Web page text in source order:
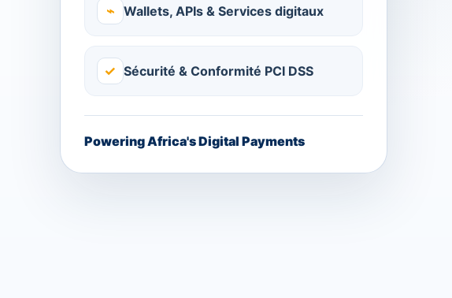
⌁ Wallets, APIs & Services digitaux
✓ Sécurité & Conformité PCI DSS
Powering Africa's Digital Payments